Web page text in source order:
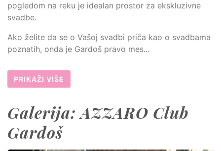
pogledom na reku je idealan prostor za ekskluzivne
svadbe.
Ako želite da se o Vašoj svadbi priča kao o svadbama
poznatih, onda je Gardoš pravo mes...
PRIKAŽI VIŠE
Galerija: AZZARO Club
Gardoš